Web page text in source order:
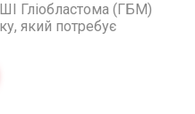
Гліобластома (ГБМ)
який потребує